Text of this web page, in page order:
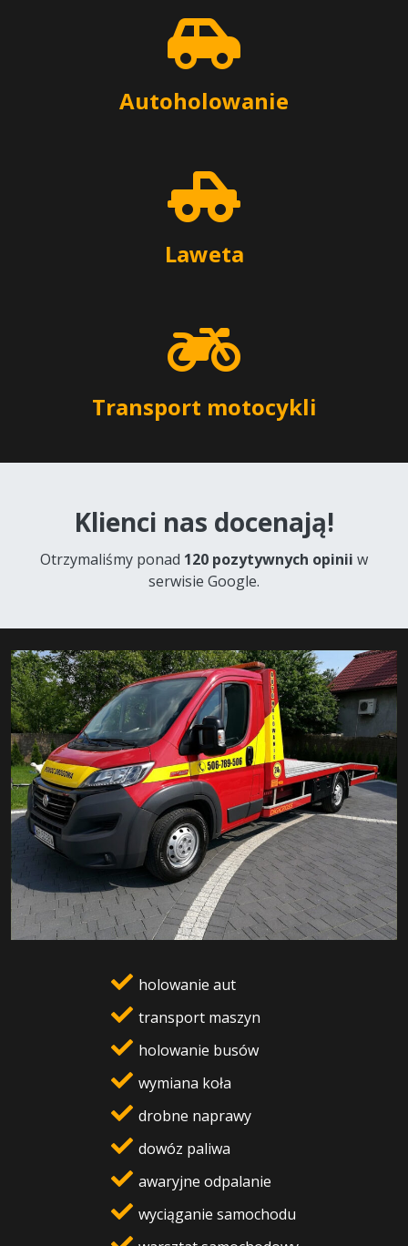
Autoholowanie
Laweta
Transport motocykli
Klienci nas docenają!
Otrzymaliśmy ponad 120 pozytywnych opinii w
serwisie Google.
holowanie aut
transport maszyn
holowanie busów
wymiana koła
drobne naprawy
dowóz paliwa
awaryjne odpalanie
wyciąganie samochodu